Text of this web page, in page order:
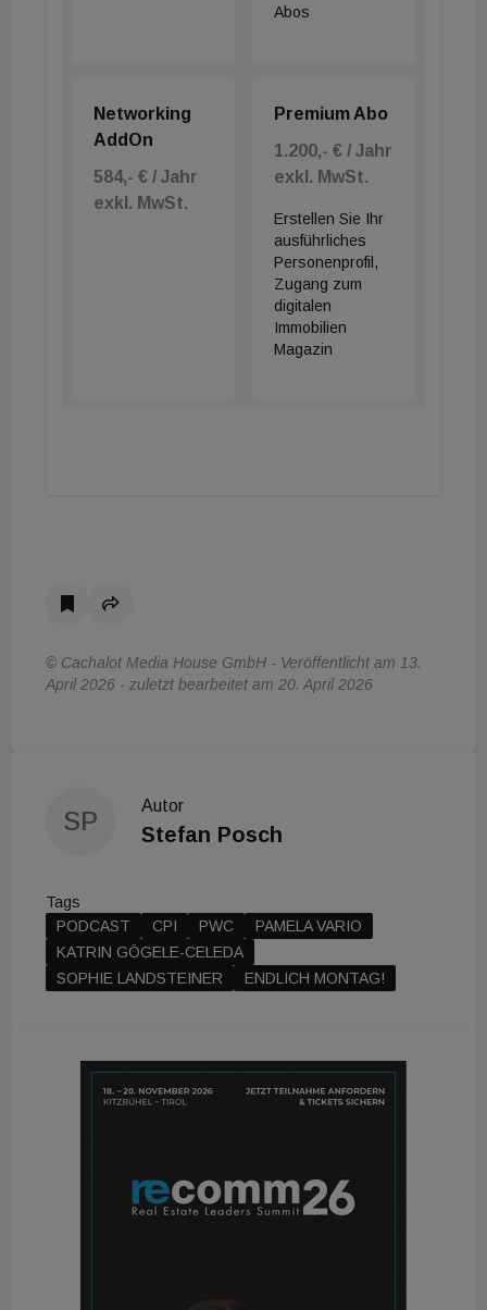
Abos
Networking
AddOn
584,- € / Jahr
exkl. MwSt.
Premium Abo
1.200,- € / Jahr
exkl. MwSt.
Erstellen Sie Ihr
ausführliches
Personenprofil,
Zugang zum
digitalen
Immobilien
Magazin
© Cachalot Media House GmbH - Veröffentlicht am 13.
April 2026 - zuletzt bearbeitet am 20. April 2026
SP
Autor
Stefan Posch
Tags
PODCAST
CPI PWC
PAMELA VARIO
KATRIN GÖGELE-CELEDA
SOPHIE LANDSTEINER
ENDLICH MONTAG!